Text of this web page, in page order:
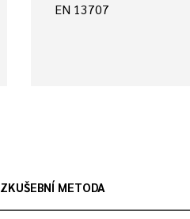
EN 13707
ZKUŠEBNÍ METODA